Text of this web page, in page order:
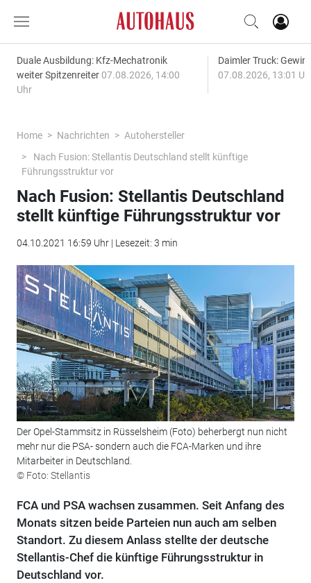
Duale Ausbildung: Kfz-Mechatronik
weiter Spitzenreiter 07.08.2026, 14:00
Uhr
Daimler Truck:
07.08.2026, 13:01
Home Nachrichten
Autohersteller
Nach Fusion: Stellantis Deutschland stellt künftige
Führungsstruktur vor
Nach Fusion: Stellantis Deutschland
stellt künftige Führungsstruktur vor
04.10.2021 16:59 Uhr | Lesezeit: 3 min
Der Opel-Stammsitz in Rüsselsheim (Foto) beherbergt nun nicht
mehr nur die PSA- sondern auch die FCA-Marken und ihre
Mitarbeiter in Deutschland.
© Foto: Stellantis
FCA und PSA wachsen zusammen. Seit Anfang des
Monats sitzen beide Parteien nun auch am selben
Standort. Zu diesem Anlass stellte der deutsche
Stellantis-Chef die künftige Führungsstruktur in
Deutschland vor.